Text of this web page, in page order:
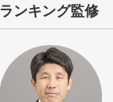
ランキング監修